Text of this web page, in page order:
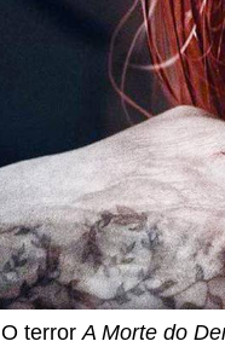
O terrorA Morte do